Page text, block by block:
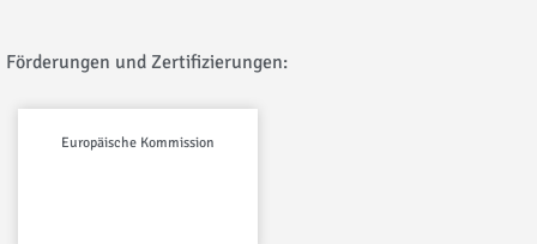
Förderungen und Zertifizierungen:
Europäische Kommission